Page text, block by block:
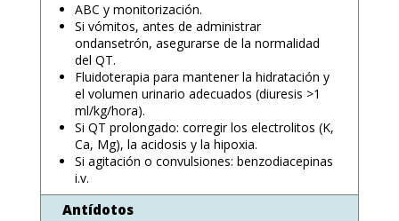
ABC y monitorización.
Si vómitos, antes de administrar
ondansetrón, asegurarse de la normalidad
del QT.
Fluidoterapia para mantener la hidratación y
el volumen urinario adecuados (diuresis >1
ml/kg/hora).
Si QT prolongado: corregir los electrolitos (K,
Ca, Mg), la acidosis y la hipoxia.
Si agitación o convulsiones: benzodiacepinas
i.v.
Antídotos